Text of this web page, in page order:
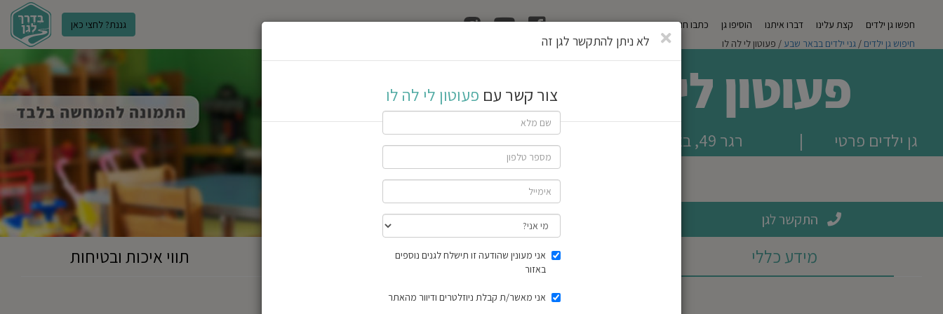
גננת? לחצי כאן חפשו גן ילדים קצת עלינו דברו איתנו הוסיפו גן כתבו חוות דעת מגזין
הוצאת רשיון גן
חיפוש גן ילדים / גני ילדים בבאר שבע / פעוטון לי לה לו
פעוטון לי לה לו
רגר 49, באר שבע | גן ילדים פרטי
התקשר לגן
מידע כללי תווי איכות ובטיחות
סגירהלא ניתן להתקשר לגן זה
צור קשר עם פעוטון לי לה לו
אני מעונין שהודעה זו תישלח לגנים נוספים
באזור
אני מאשר/ת קבלת ניוזלטרים ודיוור מהאתר